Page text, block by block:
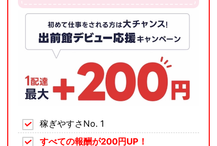
稼ぎやすさNo. 1
すべての報酬が200円UP！